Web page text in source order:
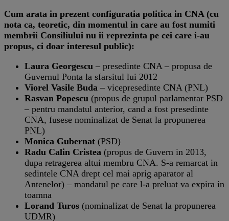
Cum arata in prezent configuratia politica in CNA (cu
nota ca, teoretic, din momentul in care au fost numiti
membrii Consiliului nu ii reprezinta pe cei care i-au
propus, ci doar interesul public):
Laura Georgescu – presedinte CNA – propusa de
Guvernul Ponta la sfarsitul lui 2012
Viorel Vasile Buda – vicepresedinte CNA (PNL)
Rasvan Popescu (propus de grupul parlamentar PSD
– pentru mandatul anterior, cand a fost presedinte
CNA, fusese nominalizat de Senat la propunerea
PNL)
Monica Gubernat (PSD)
Radu Calin Cristea (propus de Guvern in 2013,
dupa retragerea altui membru CNA. S-a remarcat in
sedintele CNA drept cel mai aprig aparator al
Antenelor) – mandatul pe care l-a preluat va expira in
toamna
Lorand Turos (nominalizat de Senat la propunerea
UDMR)